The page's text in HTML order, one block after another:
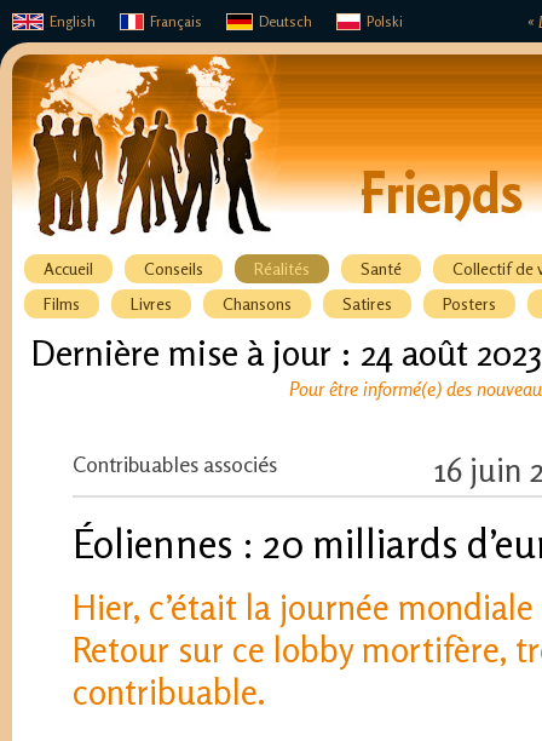
«
English Français Deutsch Polski
Accueil Conseils Réalités Santé
Collectif de
Films
Livres Chansons Satires Posters
Dernière mise à jour : 24 août 2023
Pour être informé(e) des
Contribuables associés 16 juin
Éoliennes : 20 milliards
Hier, c’était la journée
Retour sur ce lobby mortifère,
contribuable.